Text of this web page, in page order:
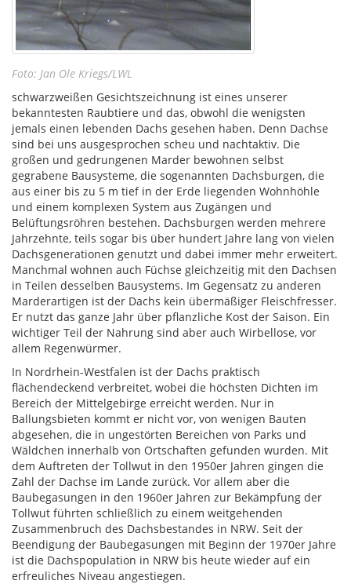
Foto: Jan Ole Kriegs/LWL
schwarzweißen Gesichtszeichnung ist eines unserer
bekanntesten Raubtiere und das, obwohl die wenigsten
jemals einen lebenden Dachs gesehen haben. Denn Dachse
sind bei uns ausgesprochen scheu und nachtaktiv. Die
großen und gedrungenen Marder bewohnen selbst
gegrabene Bausysteme, die sogenannten Dachsburgen, die
aus einer bis zu 5 m tief in der Erde liegenden Wohnhöhle
und einem komplexen System aus Zugängen und
Belüftungsröhren bestehen. Dachsburgen werden mehrere
Jahrzehnte, teils sogar bis über hundert Jahre lang von vielen
Dachsgenerationen genutzt und dabei immer mehr erweitert.
Manchmal wohnen auch Füchse gleichzeitig mit den Dachsen
in Teilen desselben Bausystems. Im Gegensatz zu anderen
Marderartigen ist der Dachs kein übermäßiger Fleischfresser.
Er nutzt das ganze Jahr über pflanzliche Kost der Saison. Ein
wichtiger Teil der Nahrung sind aber auch Wirbellose, vor
allem Regenwürmer.
In Nordrhein-Westfalen ist der Dachs praktisch
flächendeckend verbreitet, wobei die höchsten Dichten im
Bereich der Mittelgebirge erreicht werden. Nur in
Ballungsbieten kommt er nicht vor, von wenigen Bauten
abgesehen, die in ungestörten Bereichen von Parks und
Wäldchen innerhalb von Ortschaften gefunden wurden. Mit
dem Auftreten der Tollwut in den 1950er Jahren gingen die
Zahl der Dachse im Lande zurück. Vor allem aber die
Baubegasungen in den 1960er Jahren zur Bekämpfung der
Tollwut führten schließlich zu einem weitgehenden
Zusammenbruch des Dachsbestandes in NRW. Seit der
Beendigung der Baubegasungen mit Beginn der 1970er Jahre
ist die Dachspopulation in NRW bis heute wieder auf ein
erfreuliches Niveau angestiegen.